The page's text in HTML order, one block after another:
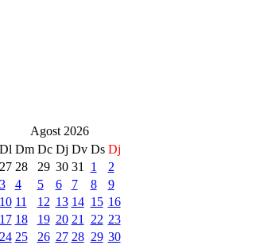
Agost 2026
Dl Dm Dc Dj Dv Ds Dj
27 28 29 30 31 1
2
3
4 5 6 7 8
9
10 11 12 13 14 15 16
17 18 19 20 21 22 23
24 25 26 27 28 29 30